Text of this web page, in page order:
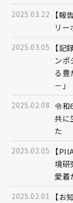
2025.03.22
【報
リ
2025.03.05
【記
ンポ
る豊
－」
2025.02.08 令和
共に
た
2025.02.05
【
境研
愛着
2025.02.01
【お